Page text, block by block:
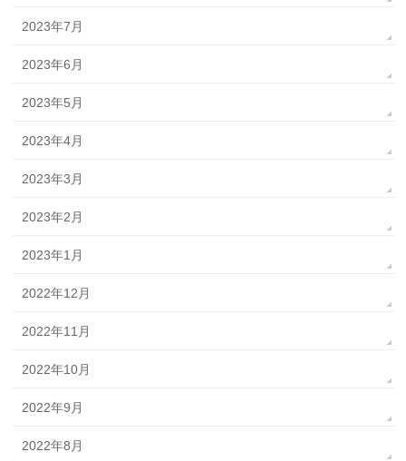
2023年7月
2023年6月
2023年5月
2023年4月
2023年3月
2023年2月
2023年1月
2022年12月
2022年11月
2022年10月
2022年9月
2022年8月